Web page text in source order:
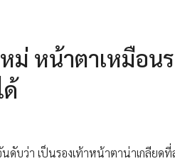
หน้าตาเหมือน
ด้
นดับว่า เป็นรองเท้าหน้าตาน่าเกลีย